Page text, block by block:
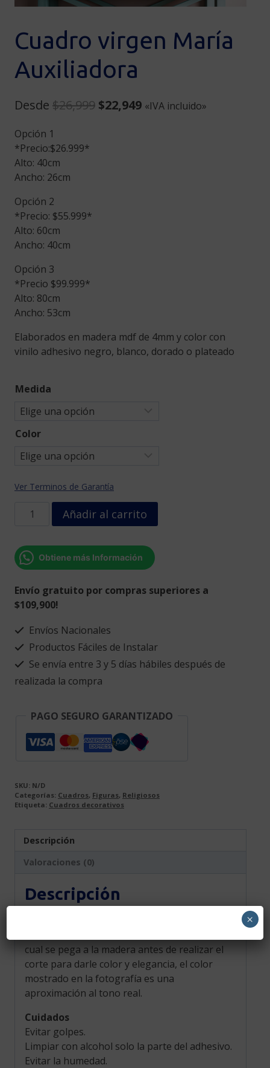
Cuadro virgen María
Auxiliadora
Desde $26,999 Original
$22,949Current
«IVA incluido»
Opción 1
*Precio:$26.999*
Alto: 40cm
Ancho: 26cm
Opción 2
*Precio: $55.999*
Alto: 60cm
Ancho: 40cm
Opción 3
*Precio $99.999*
Alto: 80cm
Ancho: 53cm
Elaborados en madera mdf de 4mm y color con
vinilo adhesivo negro, blanco, dorado o plateado
Medida
Color
Ver Terminos de Garantía
Cuadro
Auxiliadora
cantidad
Añadir al carrito
Obtiene más Información
Envío gratuito por compras superiores a
$109,900!
Envíos Nacionales
Productos Fáciles de Instalar
Se envía entre 3 y 5 días hábiles después de
realizada la compra
PAGO SEGURO GARANTIZADO
SKU: N/D
Categorías: Cuadros, Figuras, Religiosos
Etiqueta: Cuadros decorativos
Descripción
Valoraciones (0)
Descripción
cual se pega a la madera antes de realizar el
corte para darle color y elegancia, el color
mostrado en la fotografía es una
aproximación al tono real.
Cuidados
Evitar golpes.
Limpiar con alcohol solo la parte del adhesivo.
Evitar la humedad.
×